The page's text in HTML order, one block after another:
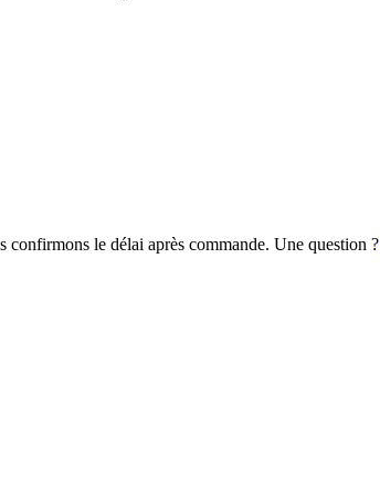
le délai après commande. Une question ?